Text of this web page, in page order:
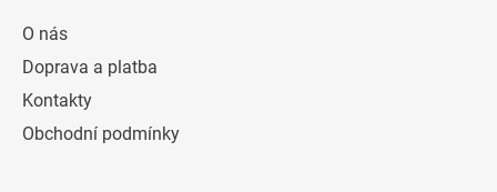
O nás
Doprava a platba
Kontakty
Obchodní podmínky